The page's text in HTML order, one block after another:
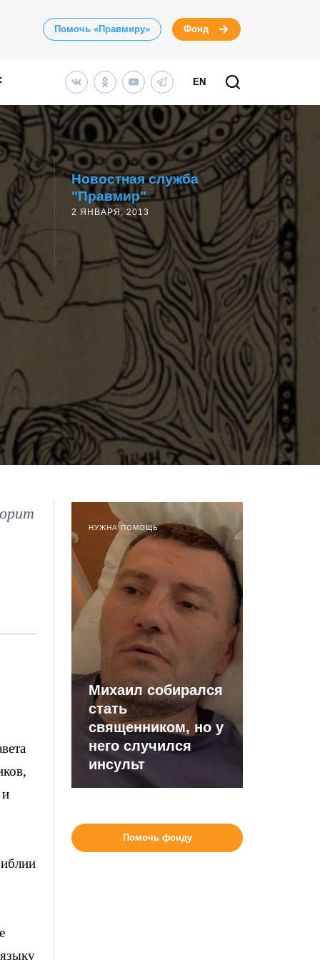
Помочь «Правмиру» Фонд
EN
Новостная служба
"Правмир"
2 ЯНВАРЯ, 2013
и
НУЖНА ПОМОЩЬ
Михаил собирался
стать
священником, но у
него случился
инсульт
Помочь фонду